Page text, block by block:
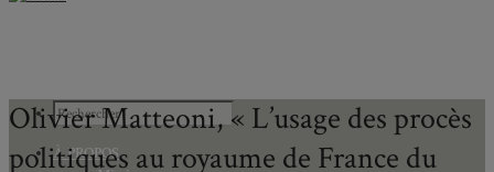
À PROPOS
Olivier Matteoni, « L’usage des procès
politiques au royaume de France du